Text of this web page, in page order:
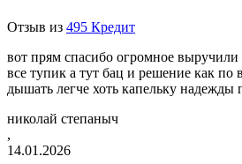
Отзыв из 495 Кредит
вот прям спасибо огромное
все тупик а тут бац и решение как по
дышать легче хоть капельку надежды
николай степаныч
,
14.01.2026